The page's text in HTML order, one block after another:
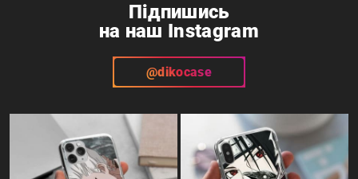
Підпишись
на наш Instagram
@dikocase